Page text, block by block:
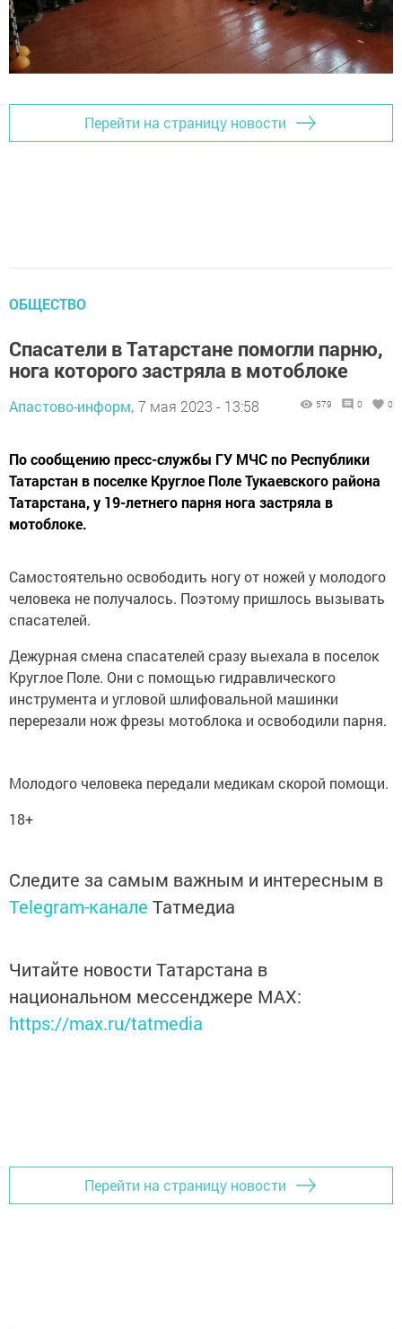
Перейти на страницу новости
ОБЩЕСТВО
Спасатели в Татарстане помогли парню,
нога которого застряла в мотоблоке
Апастово-информ, 7 мая 2023 - 13:58 579 0 0
По сообщению пресс-службы ГУ МЧС по Республики
Татарстан в поселке Круглое Поле Тукаевского района
Татарстана, у 19-летнего парня нога застряла в
мотоблоке.
Самостоятельно освободить ногу от ножей у молодого
человека не получалось. Поэтому пришлось вызывать
спасателей.
Дежурная смена спасателей сразу выехала в поселок
Круглое Поле. Они с помощью гидравлического
инструмента и угловой шлифовальной машинки
перерезали нож фрезы мотоблока и освободили парня.
Молодого человека передали медикам скорой помощи.
18+
Следите за самым важным и интересным в
Telegram-канале Татмедиа
Читайте новости Татарстана в
национальном мессенджере MАХ:
https://max.ru/tatmedia
Перейти на страницу новости